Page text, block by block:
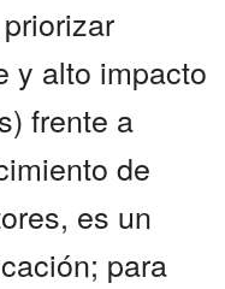
y alto impacto
frente a
de
es un
para